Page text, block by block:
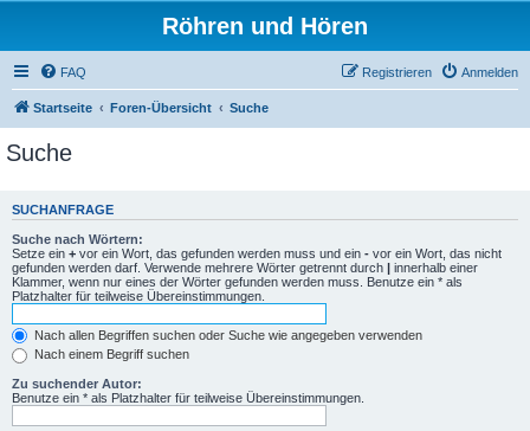
Röhren und Hören
FAQ Anmelden
Registrieren
Startseite Foren-Übersicht Suche
Suche
SUCHANFRAGE
Suche nach Wörtern:
Setze ein + vor ein Wort, das gefunden werden muss und ein - vor ein Wort, das nicht
gefunden werden darf. Verwende mehrere Wörter getrennt durch | innerhalb einer
Klammer, wenn nur eines der Wörter gefunden werden muss. Benutze ein * als
Platzhalter für teilweise Übereinstimmungen.
Nach allen Begriffen suchen oder Suche wie angegeben verwenden
Nach einem Begriff suchen
Zu suchender Autor:
Benutze ein * als Platzhalter für teilweise Übereinstimmungen.